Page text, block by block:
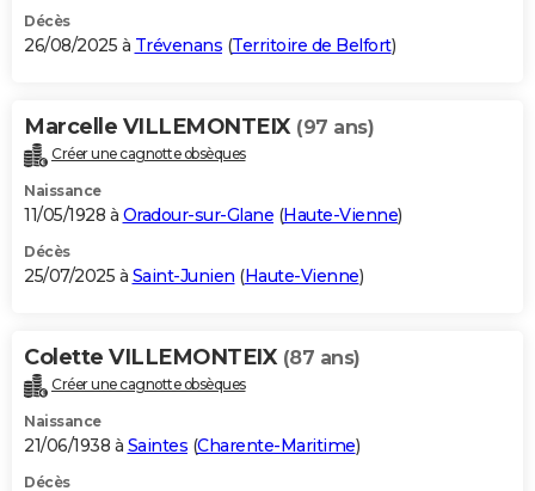
S'inscrire
Se connecter
Lycées
Collèges
Primaires
Universités
Entreprises
Service militaire
Avis de recherche
AVIS DE DÉCÈS
Bricolage
Lifestyle
Culture
Sport
Auto
Television
Voyage
Cinema
Décès
26/08/2025 à Trévenans (Territoire de Belfort)
Marcelle VILLEMONTEIX (97 ans)
Créer une cagnotte obsèques
Naissance
11/05/1928 à Oradour-sur-Glane (Haute-Vienne)
Décès
25/07/2025 à Saint-Junien (Haute-Vienne)
Colette VILLEMONTEIX (87 ans)
Créer une cagnotte obsèques
Naissance
21/06/1938 à Saintes (Charente-Maritime)
Décès